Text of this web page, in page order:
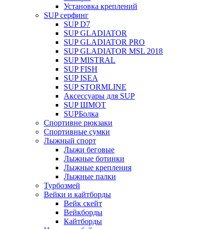
Установка креплений
SUP серфинг
SUP D7
SUP GLADIATOR
SUP GLADIATOR PRO
SUP GLADIATOR MSL 2018
SUP MISTRAL
SUP FISH
SUP ISEA
SUP STORMLINE
Аксессуары для SUP
SUP ШМОТ
SUPБолка
Спортивне рюкзаки
Спортивные сумки
Лыжный спорт
Лыжи беговые
Лыжные ботинки
Лыжные крепления
Лыжные палки
Турбозмей
Вейки и кайтборды
Вейк скейт
Вейкборды
Кайтборды